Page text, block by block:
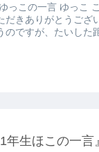
っこの一言 ゆっこ
だきありがとうござ
のですが、たいした
年生ほこの一言